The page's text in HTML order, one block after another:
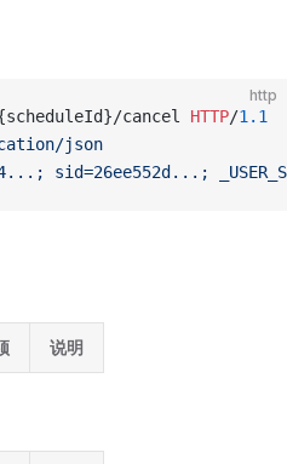
http
cancel HTTP/1.1
json
sid=26ee552d...;
说明